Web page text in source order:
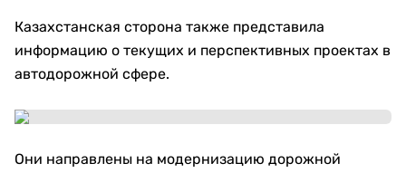
Казахстанская сторона также представила
информацию о текущих и перспективных проектах в
автодорожной сфере.
Они направлены на модернизацию дорожной